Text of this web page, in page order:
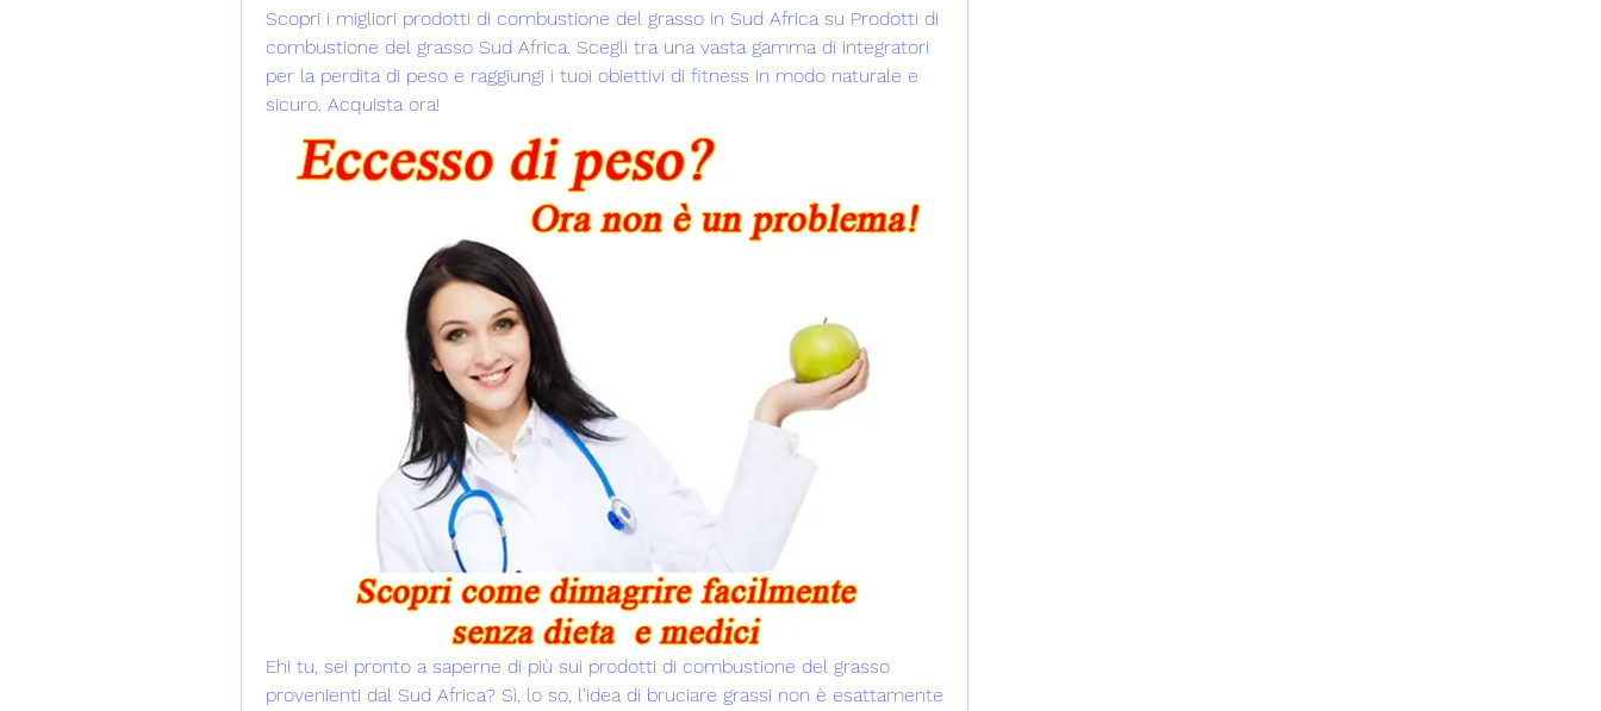
Scopri i migliori prodotti di combustione del grasso in Sud Africa su Prodotti di
combustione del grasso Sud Africa. Scegli tra una vasta gamma di integratori
per la perdita di peso e raggiungi i tuoi obiettivi di fitness in modo naturale e
sicuro. Acquista ora!
Ehi tu, sei pronto a saperne di più sui prodotti di combustione del grasso
provenienti dal Sud Africa? Sì, lo so, l'idea di bruciare grassi non è esattamente